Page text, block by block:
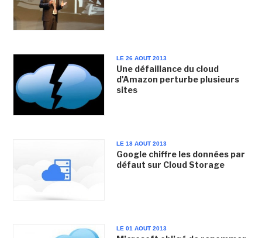
LE 26 AOUT 2013
Une défaillance du cloud
d'Amazon perturbe plusieurs
sites
LE 18 AOUT 2013
Google chiffre les données par
défaut sur Cloud Storage
LE 01 AOUT 2013